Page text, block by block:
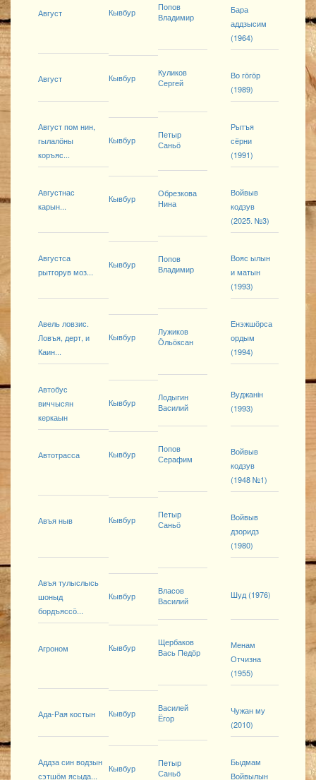
Август Кывбур
Попов
Владимир
Бара
аддзысим
(1964)
Август Кывбур
Куликов
Сергей
Во гӧгӧр
(1989)
Август пом нин,
гылалӧны
коръяс...
Кывбур
Петыр
Саньӧ
Рытъя
сёрни
(1991)
Августнас
карын...
Кывбур
Обрезкова
Нина
Войвыв
кодзув
(2025. №3)
Августса
рытгорув моз...
Кывбур
Попов
Владимир
Вояс ылын
и матын
(1993)
Авель ловзис.
Ловъя, дерт, и
Каин...
Кывбур
Лужиков
Ӧльӧксан
Енэжшӧрса
ордым
(1994)
Автобус
виччысян
керкаын
Кывбур
Лодыгин
Василий
Вуджанін
(1993)
Автотрасса Кывбур
Попов
Серафим
Войвыв
кодзув
(1948 №1)
Авъя ныв Кывбур
Петыр
Саньӧ
Войвыв
дзоридз
(1980)
Авъя тулыслысь
шоныд
бордъяссӧ...
Кывбур
Власов
Василий
Шуд (1976)
Агроном Кывбур
Щербаков
Вась Педӧр
Менам
Отчизна
(1955)
Ада-Рая костын Кывбур
Василей
Ёгор
Чужан му
(2010)
Аддза син водзын
сэтшӧм ясыда...
Кывбур
Петыр
Саньӧ
Быдмам
Войвылын